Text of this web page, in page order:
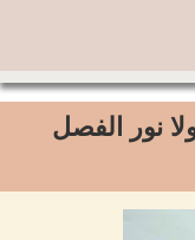
نور الفصل